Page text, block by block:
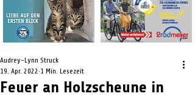
Feuer an Holzscheune in
Audrey-Lynn Struck
19. Apr. 2022 1 Min. Lesezeit